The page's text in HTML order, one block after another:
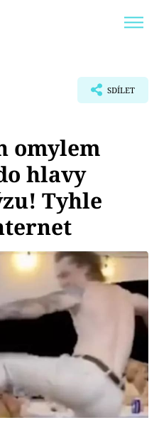
SDÍLET
omylem
hlavy
Tyhle